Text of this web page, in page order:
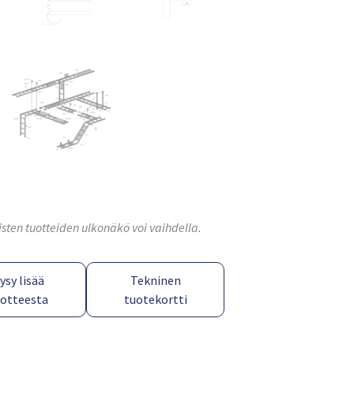
tuotteiden ulkonäkö voi vaihdella.
lisää
Tekninen
tuotekortti